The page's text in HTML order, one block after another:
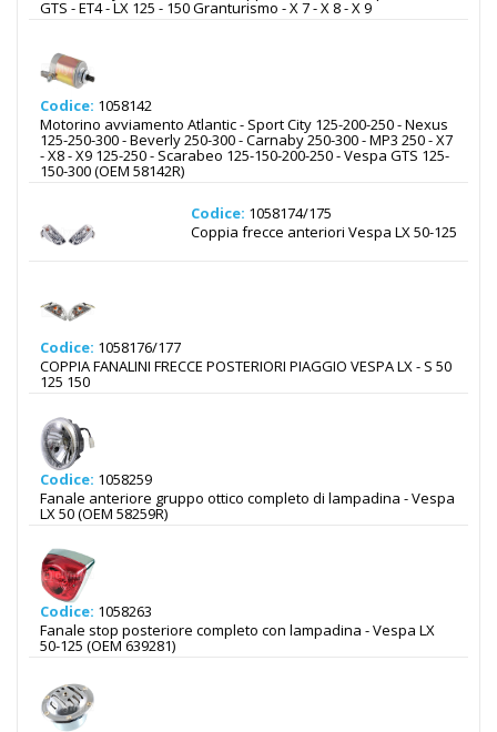
GTS - ET4 - LX 125 - 150 Granturismo - X 7 - X 8 - X 9
Codice: 1058142
Motorino avviamento Atlantic - Sport City 125-200-250 - Nexus
125-250-300 - Beverly 250-300 - Carnaby 250-300 - MP3 250 - X7
- X8 - X9 125-250 - Scarabeo 125-150-200-250 - Vespa GTS 125-
150-300 (OEM 58142R)
Codice: 1058174/175
Coppia frecce anteriori Vespa LX 50-125
Codice: 1058176/177
COPPIA FANALINI FRECCE POSTERIORI PIAGGIO VESPA LX - S 50
125 150
Codice: 1058259
Fanale anteriore gruppo ottico completo di lampadina - Vespa
LX 50 (OEM 58259R)
Codice: 1058263
Fanale stop posteriore completo con lampadina - Vespa LX
50-125 (OEM 639281)